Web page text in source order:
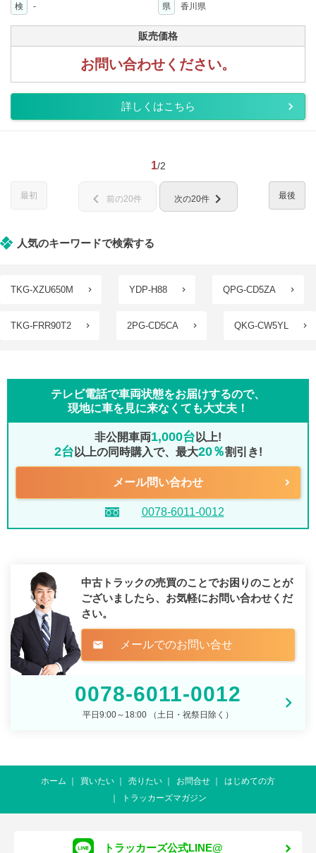
検
- 県 香川県
販売価格
お問い合わせください。
詳しくはこちら
1/2
最初 最後
chevron_left 前の20件 次の20件 chevron_right
人気のキーワードで検索する
TKG-XZU650M YDP-H88 QPG-CD5ZA
TKG-FRR90T2 2PG-CD5CA QKG-CW5YL
テレビ電話で車両状態をお届けするので、
現地に車を見に来なくても大丈夫！
非公開車両1,000台 以上!
2台 以上の同時購入で、最大20％割引き!
メール問い合わせ
0078-6011-0012
中古トラックの売買のことでお困りのことが
ございましたら、 お気軽にお問い合わせくだ
さい。
mail メールでのお問い合せ
0078-6011-0012
平日9:00～18:00 （土日・祝祭日除く）
ホーム 買いたい 売りたい お問合せ
はじめての方
トラッカーズマガジン
トラッカーズ公式LINE@